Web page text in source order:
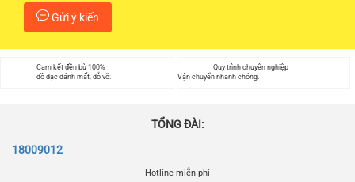
Gửi ý kiến
Cam kết đền bù 100%
đồ đạc đánh mất, đỗ vỡ.
Quy trình chuyên nghiệp
Vận chuyển nhanh chóng.
TỔNG ĐÀI:
18009012
Hotline miễn phí